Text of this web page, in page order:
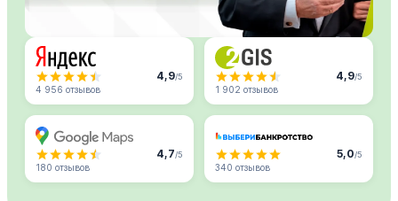
4,9/5
4 956 отзывов
4,9/5
1 902 отзывов
4,7/5
180 отзывов
5,0/5
340 отзывов